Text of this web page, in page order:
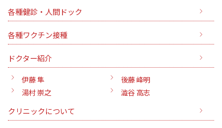
各種健診・人間ドック
各種ワクチン接種
ドクター紹介
伊藤 隼
後藤 峰明
湯村 崇之
澁谷 高志
クリニックについて